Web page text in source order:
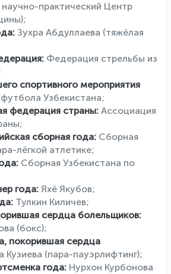
практический Центр
Зухра Абдуллаева (тяжёлая
Федерация стрельбы из
спортивного мероприятия
Узбекистана;
федерация страны: Ассоциация
сборная года: Сборная
лёгкой атлетике;
Сборная Узбекистана по
года: Яхё Якубов;
Тулкин Киличев;
сердца болельщиков:
(бокс);
покорившая сердца
Кузиева (пара-пауэрлифтинг);
года: Нурхон Курбонова